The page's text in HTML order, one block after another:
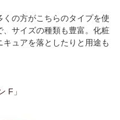
の方がこちらのタイプを使
、サイズの種類も豊富。化粧
ュアを落としたりと用途も
F 」